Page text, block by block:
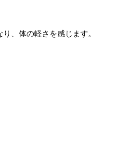
、体の軽さを感じます。